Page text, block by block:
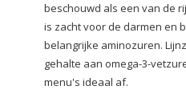
beschouwd als een van de
is zacht voor de darmen en
belangrijke aminozuren.
gehalte aan omega-3-
menu's ideaal af.